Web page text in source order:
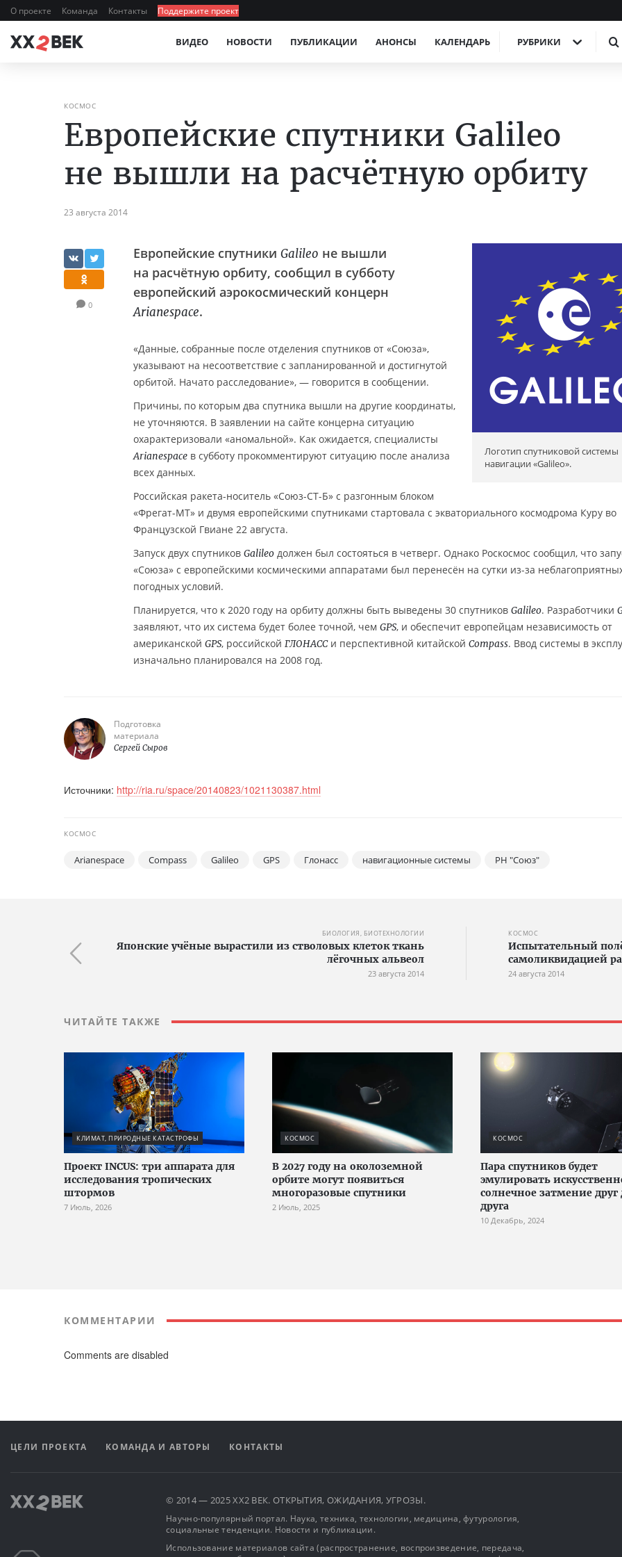
О проекте Команда Контакты Поддержите проект
ВИДЕО НОВОСТИ ПУБЛИКАЦИИ АНОНСЫ КАЛЕНДАРЬ РУБРИКИ
КОСМОС
Европейские спутники Galileo
не вышли на расчётную орбиту
23 августа 2014
0
Логотип спутниковой системы
навигации «Galileo».
Европейские спутники Galileo не вышли
на расчётную орбиту, сообщил в субботу
европейский аэрокосмический концерн
Arianespace.
«Данные, собранные после отделения спутников от «Союза»,
указывают на несоответствие с запланированной и достигнутой
орбитой. Начато расследование», — говорится в сообщении.
Причины, по которым два спутника вышли на другие координаты,
не уточняются. В заявлении на сайте концерна ситуацию
охарактеризовали «аномальной». Как ожидается, специалисты
Arianespace в субботу прокомментируют ситуацию после анализа
всех данных.
Российская ракета-носитель «Союз-СТ-Б» с разгонным блоком
«Фрегат-МТ» и двумя европейскими спутниками стартовала с экваториального космодрома Куру во
Французской Гвиане 22 августа.
Запуск двух спутников Galileo должен был состояться в четверг. Однако Роскосмос сообщил, что
«Союза» с европейскими космическими аппаратами был перенесён на сутки из-за
погодных условий.
Планируется, что к 2020 году на орбиту должны быть выведены 30 спутников Galileo. Разработчики
заявляют, что их система будет более точной, чем GPS, и обеспечит европейцам независимость от
американской GPS, российской ГЛОНАССи перспективной китайской Compass. Ввод системы в
изначально планировался на 2008 год.
Подготовка
материала
Сергей Сыров
Источники: http://ria.ru/space/20140823/1021130387.html
КОСМОС
Arianespace Compass Galileo GPS Глонасс навигационные системы РН "Союз"
БИОЛОГИЯ, БИОТЕХНОЛОГИИ
Японские учёные вырастили из стволовых клеток ткань
лёгочных альвеол
23 августа 2014
КОСМОС
Испытательный
самоликвидацией
24 августа 2014
ЧИТАЙТЕ ТАКЖЕ
КЛИМАТ, ПРИРОДНЫЕ КАТАСТРОФЫ
Проект INCUS: три аппарата для
исследования тропических
штормов
7 Июль, 2026
КОСМОС
В 2027 году на околоземной
орбите могут появиться
многоразовые спутники
2 Июль, 2025
КОСМОС
Пара спутников будет
эмулировать
солнечное затмение друг
друга
10 Декабрь, 2024
КОММЕНТАРИИ
Comments are disabled
ЦЕЛИ ПРОЕКТА КОМАНДА И АВТОРЫ КОНТАКТЫ
© 2014 — 2025 XX2 ВЕК. ОТКРЫТИЯ, ОЖИДАНИЯ, УГРОЗЫ.
Научно-популярный портал. Наука, техника, технологии, медицина, футурология,
социальные тенденции. Новости и публикации.
Использование материалов сайта (распространение, воспроизведение, передача,